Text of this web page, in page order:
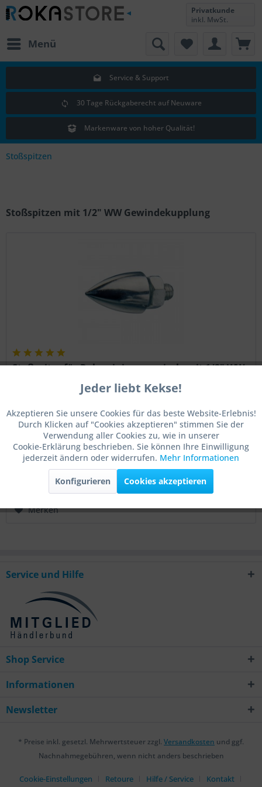
Menü
Privatkunde
inkl. MwSt.
Service & Support
30 Tage Rückgaberecht auf Neuware
Markenware von hoher Qualität!
Stoßspitzen
Stoßspitzen mit 1/2" WW Gewindekupplung
Stoßspitze für Rohrreinigungsspirale mit 1/2" WW
Die Stoßspitze ermöglicht es, Rohrverstopfungen
aufzudrücken. Sie wird dafür einfach an die
Rohrreinigungsspirale mit Gewindekupplung geschraubt.
Die Stoßspitze ist mit 25mm Durchmesser und 40mm Länge
(für die 10mm Spiralen) sowie in...
Inhalt
ab 26,12 € *
Merken
Service und Hilfe
Shop Service
Informationen
Newsletter
* Preise inkl. gesetzl. Mehrwertsteuer zzgl. Versandkosten und ggf.
Nachnahmegebühren, wenn nicht anders beschrieben
Cookie-Einstellungen Retoure Hilfe / Service Kontakt
Marketing Aktiv
Tracking Aktiv
Aktiv
Jeder liebt Kekse!
Akzeptieren Sie unsere Cookies für das beste Website-Erlebnis!
Durch Klicken auf "Cookies akzeptieren" stimmen Sie der
Verwendung aller Cookies zu, wie in unserer
Cookie-Erklärung beschrieben. Sie können Ihre Einwilligung
jederzeit ändern oder widerrufen. Mehr Informationen
Konfigurieren Cookies akzeptieren